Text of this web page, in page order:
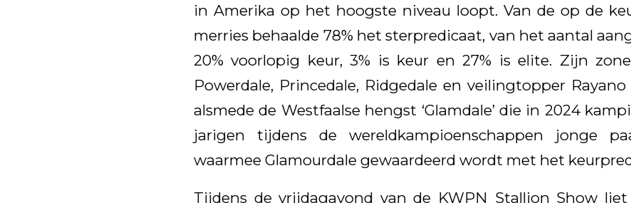
in Amerika op het hoogste niveau loopt. Van de op de
merries behaalde 78% het sterpredicaat, van het aantal
20% voorlopig keur, 3% is keur en 27% is elite. Zijn
Powerdale, Princedale, Ridgedale en veilingtopper
alsmede de Westfaalse hengst ‘Glamdale’ die in 2024
jarigen tijdens de wereldkampioenschappen jonge
waarmee Glamourdale gewaardeerd wordt met het
Tijdens de vrijdagavond van de KWPN Stallion Show liet